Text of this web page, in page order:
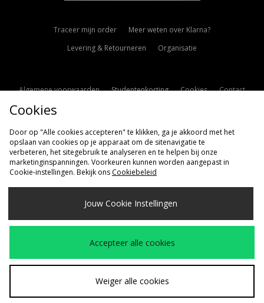
Traceer mijn order
Meer weten over Klarna?
Levering & Retourneren
Organisatie
Algemene voorwaarden Studentenkorting Cookies
Contact
Cookie Instellingen
Verzenden Naar
Nederland
Wij accepteren de volgende betaalmethoden
Bezoek onze bedrijfspaginawww.jdplc.com
Cookies
Door op "Alle cookies accepteren" te klikken, ga je akkoord met het
opslaan van cookies op je apparaat om de sitenavigatie te
verbeteren, het sitegebruik te analyseren en te helpen bij onze
marketinginspanningen. Voorkeuren kunnen worden aangepast in
Cookie-instellingen. Bekijk ons Cookiebeleid
Jouw Cookie Instellingen
Accepteer alle cookies
Weiger alle cookies